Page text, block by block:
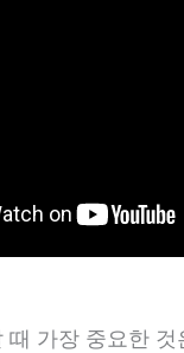
때 가장 중요한